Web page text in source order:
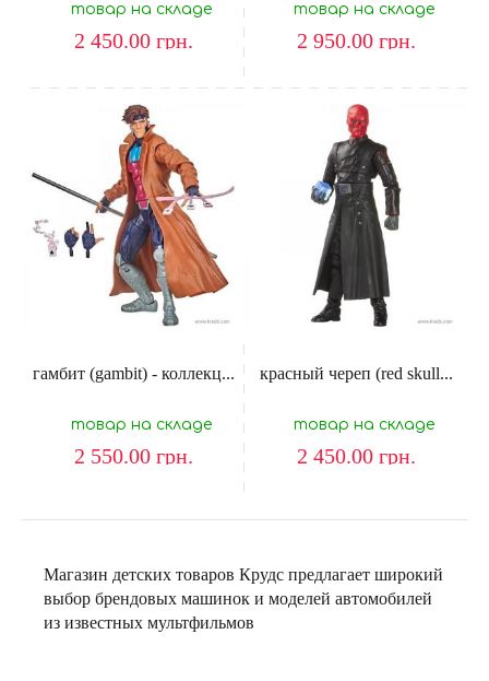
товар на складе
2 450.00 грн.
товар на складе
2 950.00 грн.
гамбит (gambit) - коллекц...
товар на складе
2 550.00 грн.
красный череп (red skull...
товар на складе
2 450.00 грн.
Магазин детских товаров Крудс предлагает широкий
выбор брендовых машинок и моделей автомобилей
из известных мультфильмов